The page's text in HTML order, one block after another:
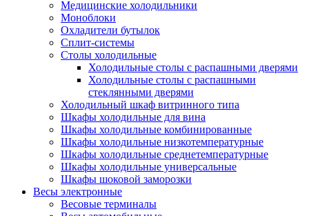
Медицинские холодильники
Моноблоки
Охладители бутылок
Сплит-системы
Столы холодильные
Холодильные столы с распашными дверями
Холодильные столы с распашными
стеклянными дверями
Холодильный шкаф витринного типа
Шкафы холодильные для вина
Шкафы холодильные комбинированные
Шкафы холодильные низкотемпературные
Шкафы холодильные среднетемпературные
Шкафы холодильные универсальные
Шкафы шоковой заморозки
Весы электронные
Весовые терминалы